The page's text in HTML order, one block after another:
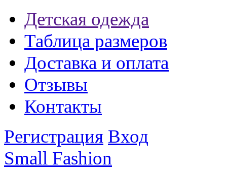
Детская одежда
Таблица размеров
Доставка и оплата
Отзывы
Контакты
Регистрация Вход
Small Fashion